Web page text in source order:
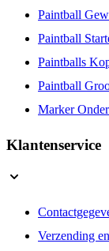
Paintball
Paintball
Paintballs
Paintball
Marker
Klantenservice
Verzending